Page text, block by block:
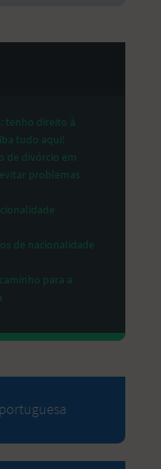
tenho direito à
tudo aqui!
de divórcio em
problemas
de nacionalidade
para a